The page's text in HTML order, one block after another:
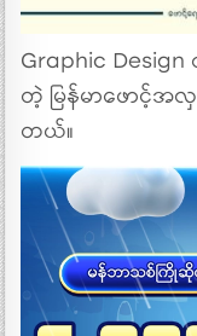
Graphic
တဲ့ မြန်မာဖောင့်အ
တယ်။